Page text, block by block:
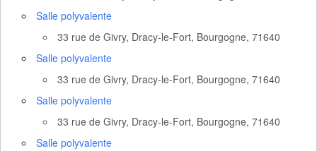
Salle polyvalente
33 rue de Givry, Dracy-le-Fort, Bourgogne, 71640
Salle polyvalente
33 rue de Givry, Dracy-le-Fort, Bourgogne, 71640
Salle polyvalente
33 rue de Givry, Dracy-le-Fort, Bourgogne, 71640
Salle polyvalente